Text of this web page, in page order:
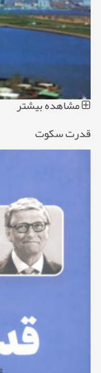
مشاهده بیشتر
قدرت سکوت